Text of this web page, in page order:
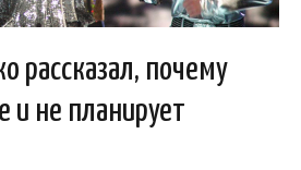
рассказал, почему
и не планирует